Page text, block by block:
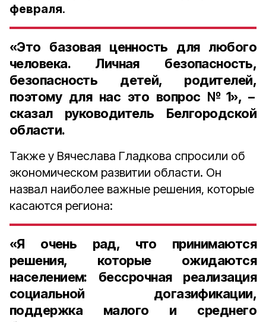
февраля.
«Это базовая ценность для любого
человека. Личная безопасность,
безопасность детей, родителей,
поэтому для нас это вопрос №1», –
сказал руководитель Белгородской
области.
Также у Вячеслава Гладкова спросили об
экономическом развитии области. Он
назвал наиболее важные решения, которые
касаются региона:
«Я очень рад, что принимаются
решения, которые ожидаются
населением: бессрочная реализация
социальной догазификации,
поддержка малого и среднего